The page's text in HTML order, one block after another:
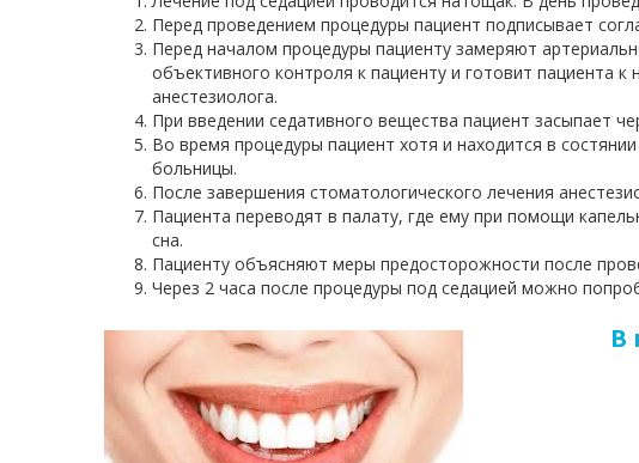
Перед проведением процедуры пациент подписывает
Перед началом процедуры пациенту замеряют
объективного контроля к пациенту и готовит пациента
анестезиолога.
При введении седативного вещества пациент засыпает
Во время процедуры пациент хотя и находится в
больницы.
После завершения стоматологического лечения
Пациента переводят в палату, где ему при помощи
сна.
Пациенту объясняют меры предосторожности после
Через 2 часа после процедуры под седацией можно
В